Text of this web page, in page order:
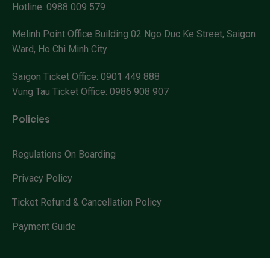
Hotline: 0988 009 579
Melinh Point Office Building 02 Ngo Duc Ke Street, Saigon
Ward, Ho Chi Minh City
Saigon Ticket Office: 0901 449 888
Vung Tau Ticket Office: 0986 908 907
Policies
Regulations On Boarding
Privacy Policy
Ticket Refund & Cancellation Policy
Payment Guide